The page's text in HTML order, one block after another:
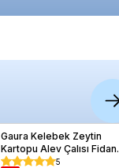
Gaura Kelebek Zeytin
Kartopu Alev Çalısı Fidanı
Paket Kampanyası
5